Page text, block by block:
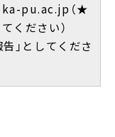
pu.ac.jp（★
ください）
」としてくださ